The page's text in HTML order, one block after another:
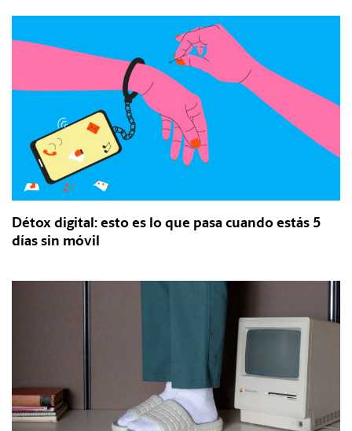
Détox digital: esto es lo que pasa cuando estás 5
días sin móvil